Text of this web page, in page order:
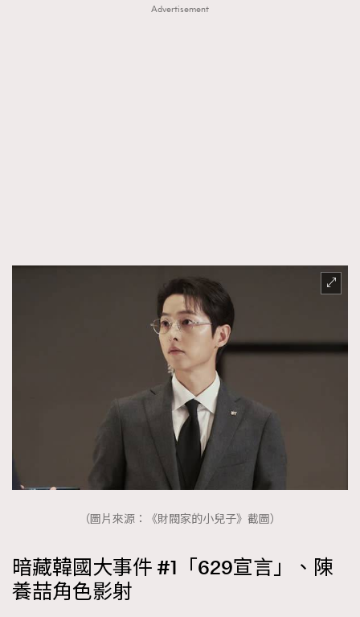
Advertisement
（圖片來源：《財閥家的小兒子》截圖）
暗藏韓國大事件 #1「629宣言」、陳
養喆角色影射